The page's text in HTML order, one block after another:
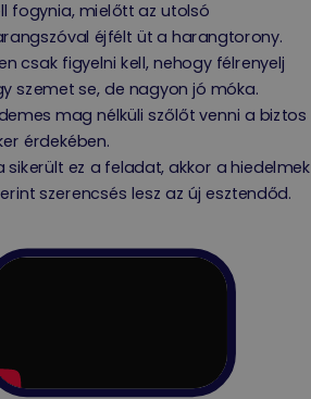
fogynia, mielőtt az utolsó
éjfélt üt a harangtorony.
csak figyelni kell, nehogy félrenyelj
szemet se, de nagyon jó móka.
mag nélküli szőlőt venni a biztos
érdekében.
sikerült ez a feladat, akkor a hiedelmek
szerencsés lesz az új esztendőd.